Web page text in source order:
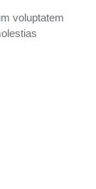
voluptatem